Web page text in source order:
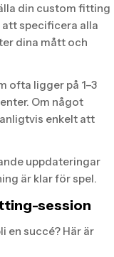
din custom fitting
specificera alla
dina mått och
ofta ligger på 1–3
Om något
enkelt att
uppdateringar
är klar för spel.
session
en succé? Här är